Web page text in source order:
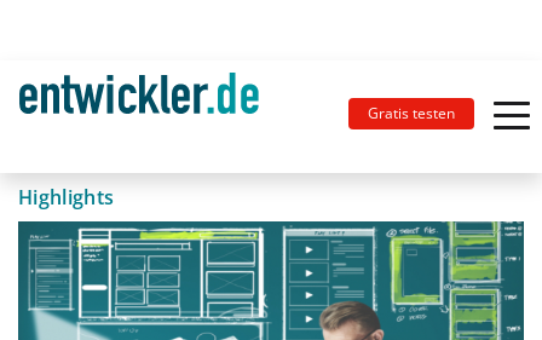
Gratis testen
Highlights